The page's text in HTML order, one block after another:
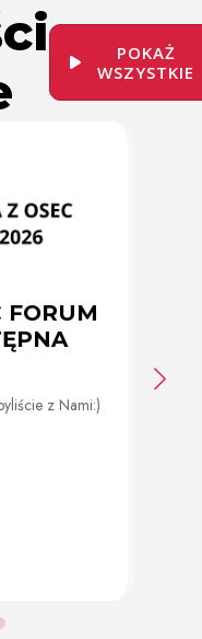
POKAŻ
WSZYSTKIE
FORUM
z Nami:)
2026-